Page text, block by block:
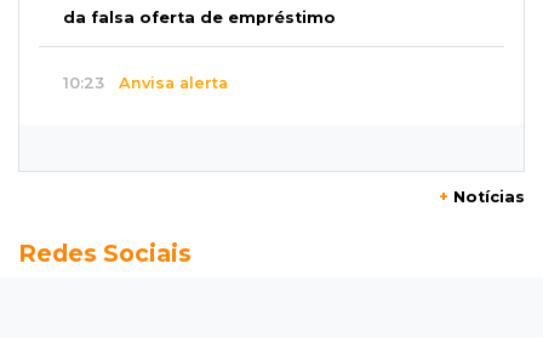
da falsa oferta de empréstimo
10:23 Anvisa alerta
Superávit comercial de MS cresce 17,8% com
+ Notícias
Redes Sociais